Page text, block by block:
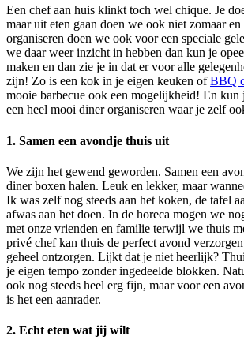
Een chef aan huis klinkt toch wel chique. Je
maar uit eten gaan doen we ook niet zomaar en
organiseren doen we ook voor een speciale
we daar weer inzicht in hebben dan kun je
maken en dan zie je in dat er voor alle
zijn! Zo is een kok in je eigen keuken ofBBQ
mooie barbecue ook een mogelijkheid! En kun
een heel mooi diner organiseren waar je zelf
1. Samen een avondje thuis uit
We zijn het gewend geworden. Samen een
diner boxen halen. Leuk en lekker, maar
Ik was zelf nog steeds aan het koken, de tafel
afwas aan het doen. In de horeca mogen we
met onze vrienden en familie terwijl we thuis
privé chef kan thuis de perfect avond
geheel ontzorgen. Lijkt dat je niet heerlijk?
je eigen tempo zonder ingedeelde blokken.
ook nog steeds heel erg fijn, maar voor een
is het een aanrader.
2. Echt eten wat jij wilt